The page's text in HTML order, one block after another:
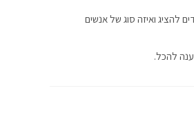
להציג ואיזה סוג של אנשים
להכל.